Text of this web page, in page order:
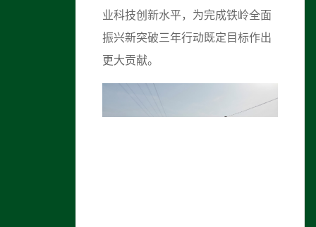
业科技创新水平，为完成铁岭全面
振兴新突破三年行动既定目标作出
更大贡献。